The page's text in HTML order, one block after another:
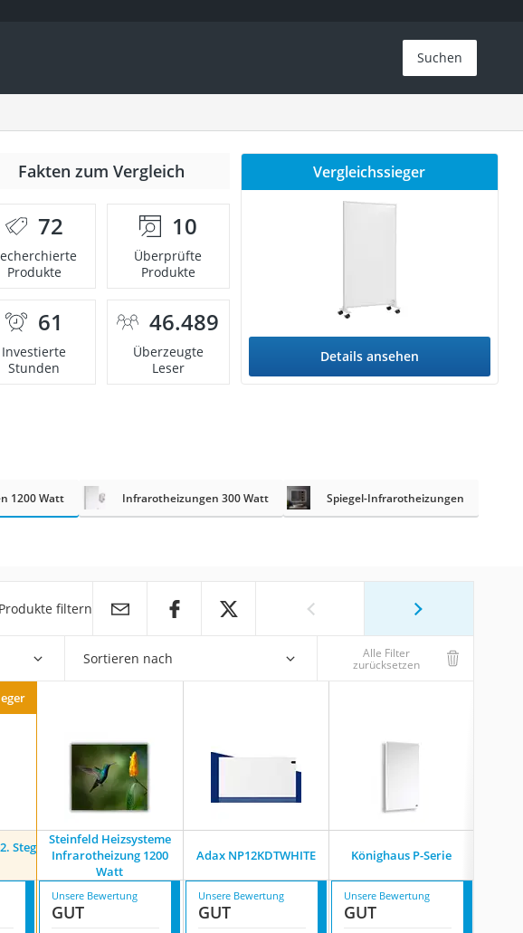
Suchen
Fakten zum Vergleich
72
Produkte
10
Überprüfte
Produkte
61
Investierte
Stunden
46.489
Überzeugte
Leser
Vergleichssieger
Details ansehen
1200 Watt Infrarotheizungen 300 Watt Spiegel-Infrarotheizungen
Produkte filtern
Sortieren nach Alle Filter
zurücksetzen
Steg
Steinfeld Heizsysteme
Infrarotheizung 1200
Watt
Adax NP12KDTWHITE Könighaus P-Serie
Unsere Bewertung
GUT
Unsere Bewertung
GUT
Unsere Bewertung
GUT